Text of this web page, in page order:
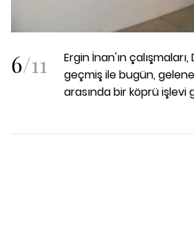
6/11
Ergin İnan'ın çalışmaları,
geçmiş ile bugün,
arasında bir köprü işlevi